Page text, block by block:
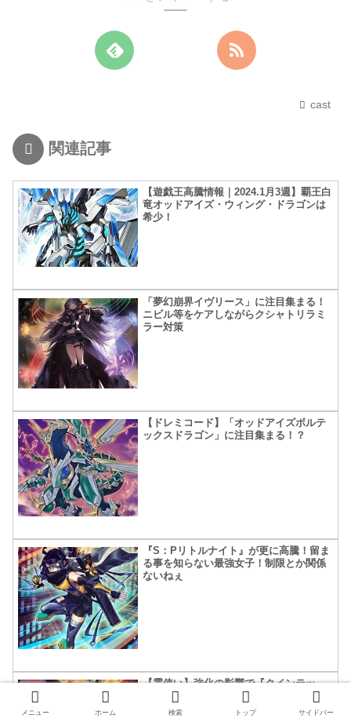
cast
関連記事
【遊戯王高騰情報｜2024.1月3週】覇王白
竜オッドアイズ・ウィング・ドラゴンは
希少！
「夢幻崩界イヴリース」に注目集まる！
ニビル等をケアしながらクシャトリラミ
ラー対策
【ドレミコード】「オッドアイズボルテ
ックスドラゴン」に注目集まる！？
『S：Pリトルナイト』が更に高騰！留ま
る事を知らない最強女子！制限とか関係
ないねぇ
【霊使い】強化の影響で『クインテッ
ト・マジシャン』に注目集まる。大輪の
魔導書で出せるのデカイ！
メニュー ホーム 検索 トップ サイドバー